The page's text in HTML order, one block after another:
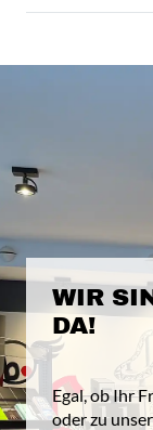
WIR
DA!
Egal, ob Ihr
oder zu